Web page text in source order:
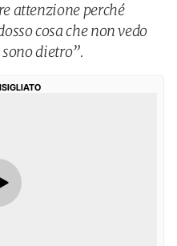
attenzione perché
cosa che non vedo
dietro”.